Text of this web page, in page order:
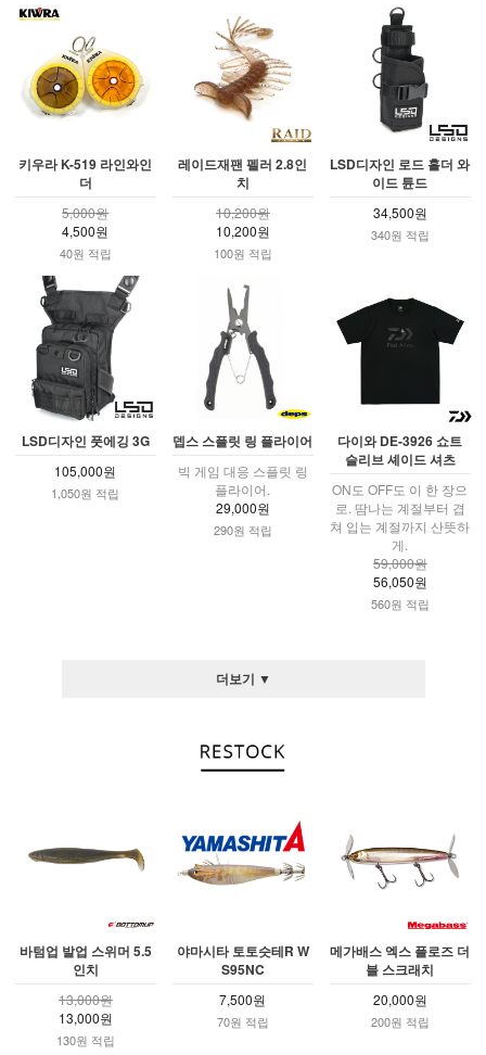
키우라 K-519 라인와인
더
5,000원
4,500원
40원 적립
레이드재팬 펠러 2.8인
치
10,200원
10,200원
100원 적립
LSD디자인 로드 홀더 와
이드 튠드
34,500원
340원 적립
LSD디자인 풋에깅 3G
105,000원
1,050원 적립
뎁스 스플릿 링 플라이어
빅 게임 대응 스플릿 링
플라이어.
29,000원
290원 적립
다이와 DE-3926 쇼트
슬리브 셰이드 셔츠
ON도 OFF도 이 한 장으
로. 땀나는 계절부터 겹
쳐 입는 계절까지 산뜻하
게.
59,000원
56,050원
560원 적립
더보기 ▼
바텀업 발업 스위머 5.5
인치
13,000원
13,000원
130원 적립
야마시타 토토슷테R W
S95NC
7,500원
70원 적립
메가배스 엑스 플로즈 더
블 스크래치
20,000원
200원 적립